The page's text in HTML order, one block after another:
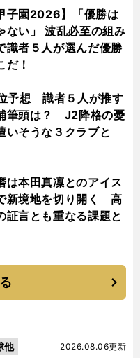
子園2026】「優勝は
ない」 波乱必至の組み
識者５人が選んだ優勝
だ！
予想 識者５人が推す
筆頭は？ J2降格の憂
いそうな３クラブと
は本田真凜とのアイス
新境地を切り開く 高
証言とも重なる課題と
2026.08.06更新
他